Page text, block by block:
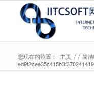
您现在的位置： 主页 / / 简